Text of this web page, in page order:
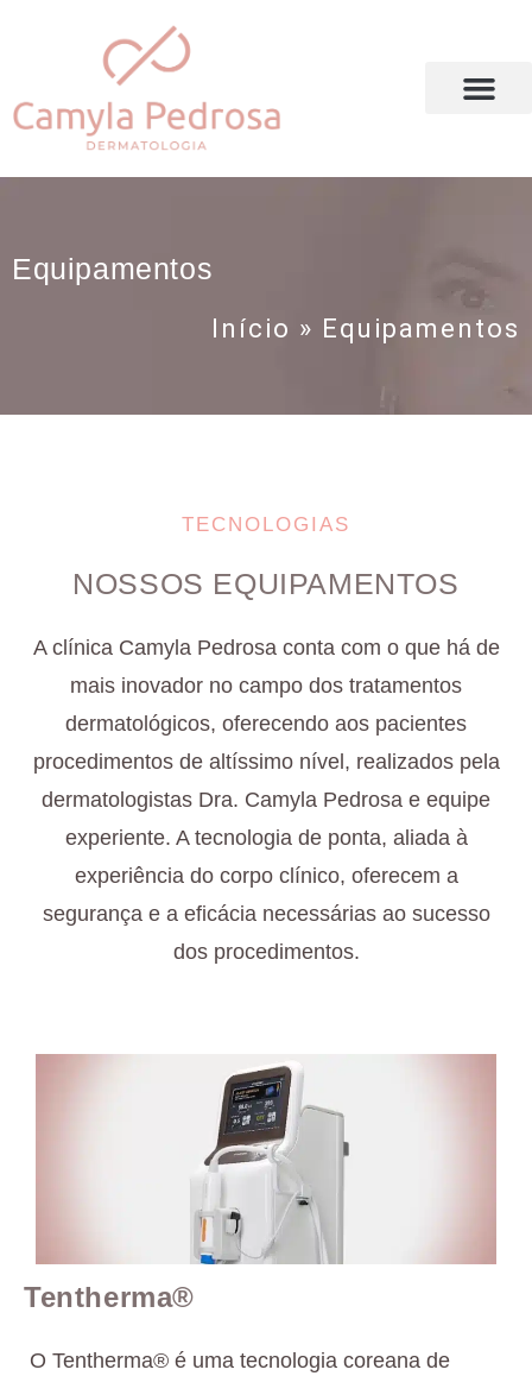
Equipamentos
Início » Equipamentos
TECNOLOGIAS
NOSSOS EQUIPAMENTOS
A clínica Camyla Pedrosa conta com o que há de
mais inovador no campo dos tratamentos
dermatológicos, oferecendo aos pacientes
procedimentos de altíssimo nível, realizados pela
dermatologistas Dra. Camyla Pedrosa e equipe
experiente. A tecnologia de ponta, aliada à
experiência do corpo clínico, oferecem a
segurança e a eficácia necessárias ao sucesso
dos procedimentos.
Tentherma®️
O Tentherma®️ é uma tecnologia coreana de